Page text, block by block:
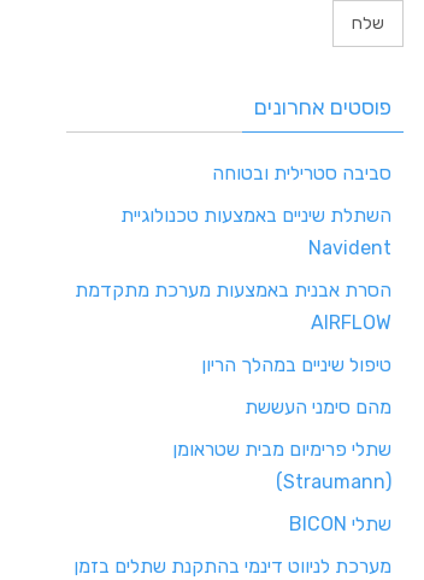
פוסטים אחרונים
סביבה סטרילית ובטוחה
השתלת שיניים באמצעות טכנולוגיית
Navident
הסרת אבנית באמצעות מערכת מתקדמת
AIRFLOW
טיפול שיניים במהלך הריון
מהם סימני העששת
שתלי פרימיום מבית שטראומן
(Straumann)
שתלי BICON
מערכת לניווט דינמי בהתקנת שתלים בזמן